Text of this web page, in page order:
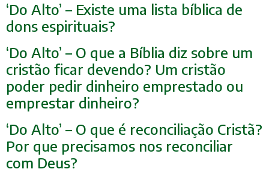
‘Do Alto’ – Existe uma lista bíblica de
dons espirituais?
‘Do Alto’ – O que a Bíblia diz sobre um
cristão ficar devendo? Um cristão
poder pedir dinheiro emprestado ou
emprestar dinheiro?
‘Do Alto’ – O que é reconciliação Cristã?
Por que precisamos nos reconciliar
com Deus?